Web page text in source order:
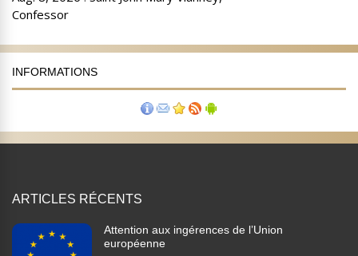
INFORMATIONS
ARTICLES RÉCENTS
Attention aux ingérences de l’Union
européenne